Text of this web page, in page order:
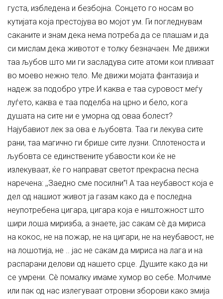
густа, избледена и безбојна. Сонцето го носам во
кутијата која престојува во мојот ум. Ги погледнувам
саканите и знам дека нема потреба да се плашам и да
си мислам дека животот е толку безначаен. Ме движи
таа љубов што ми ги засладува сите атоми кои пливаат
во моево нежно тело. Ме движи мојата фантазија и
надеж за подобро утре.И каква е таа суровост меѓу
луѓето, каква е таа поделба на црно и бело, кога
душата на сите ни е уморна од оваа болест?
Најубавиот лек за ова е љубовта. Таа ги лекува сите
рани, таа магично ги брише сите лузни. Сплотеноста и
љубовта се единствените убавости кои ќе не
излекуваат, ќе го направат светот прекрасна песна
наречена: ,,Заедно сме посилни”! А таа неубавост која е
дел од нашиот живот ја газам како да е последна
неупотребена цигара, цигара која е ништожност што
шири лоша миризба, а знаете, јас сакам сè да мириса
на кокос, не на пожар, не на цигари, не на неубавост, не
на лошотија, не .. јас не сакам да мириса на лага и на
распарани делови од нашето срце. Душите како да ни
се умрени. Сè помалку имаме хумор во себе. Молчиме
или пак од нас излегуваат отровни зборови како змија